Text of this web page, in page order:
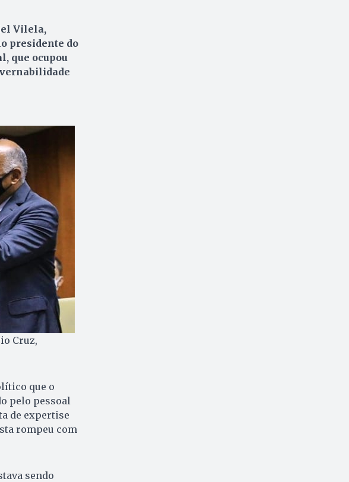
Vilela,
presidente do
que ocupou
Cruz,
que o
pelo pessoal
de expertise
rompeu com
sendo